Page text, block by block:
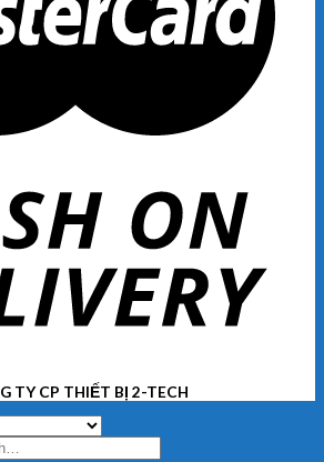
TY CP THIẾT BỊ 2-TECH